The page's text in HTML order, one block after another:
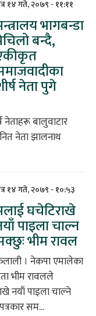
१४ गते, २०७९ - ११:११
भागबन्डा
बन्दै,
नेता पुगे
बालुवाटार
नेता झालनाथ
१४ गते, २०७९ - १०:५३
घचेटिराखे
पाइला चाल्न
भीम रावल
। नेकपा एमालेका
भीम रावलले
नयाँ पाइला चाल्ने
सम...